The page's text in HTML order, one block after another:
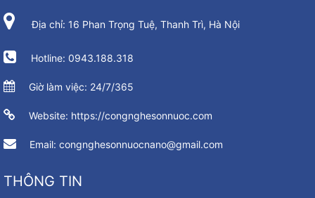
Địa chỉ: 16 Phan Trọng Tuệ, Thanh Trì, Hà Nội
Hotline: 0943.188.318
Giờ làm việc: 24/7/365
Website: https://congnghesonnuoc.com
Email: congnghesonnuocnano@gmail.com
THÔNG TIN